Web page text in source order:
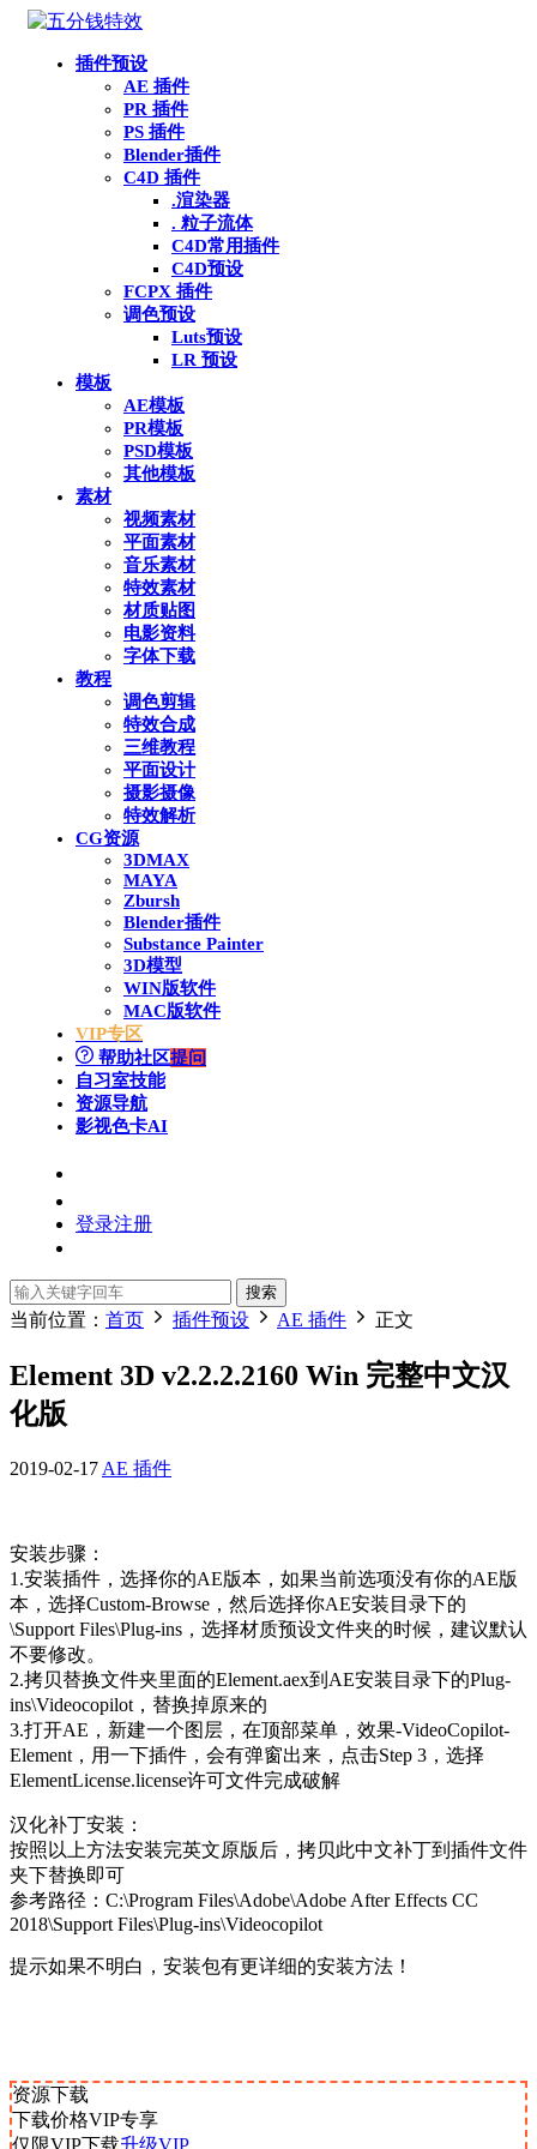
插件预设
AE 插件
PR 插件
PS 插件
Blender插件
C4D 插件
.渲染器
. 粒子流体
C4D常用插件
C4D预设
FCPX 插件
调色预设
Luts预设
LR 预设
模板
AE模板
PR模板
PSD模板
其他模板
素材
视频素材
平面素材
音乐素材
特效素材
材质贴图
电影资料
字体下载
教程
调色剪辑
特效合成
三维教程
平面设计
摄影摄像
特效解析
CG资源
3DMAX
MAYA
Zbursh
Blender插件
Substance Painter
3D模型
WIN版软件
MAC版软件
VIP专区
帮助社区提问
自习室技能
资源导航
影视色卡AI
登录注册
搜索
当前位置： 首页 插件预设 AE 插件 正文
Element 3D v2.2.2.2160 Win 完整中文汉
化版
2019-02-17 AE 插件
安装步骤：
1.安装插件，选择你的AE版本，如果当前选项没有你的AE版
本，选择Custom-Browse，然后选择你AE安装目录下的
\Support Files\Plug-ins，选择材质预设文件夹的时候，建议默认
不要修改。
2.拷贝替换文件夹里面的Element.aex到AE安装目录下的Plug-
ins\Videocopilot，替换掉原来的
3.打开AE，新建一个图层，在顶部菜单，效果-VideoCopilot-
Element，用一下插件，会有弹窗出来，点击Step 3，选择
ElementLicense.license许可文件完成破解
汉化补丁安装：
按照以上方法安装完英文原版后，拷贝此中文补丁到插件文件
夹下替换即可
参考路径：C:\Program Files\Adobe\Adobe After Effects CC
2018\Support Files\Plug-ins\Videocopilot
提示如果不明白，安装包有更详细的安装方法！
资源下载
下载价格VIP专享